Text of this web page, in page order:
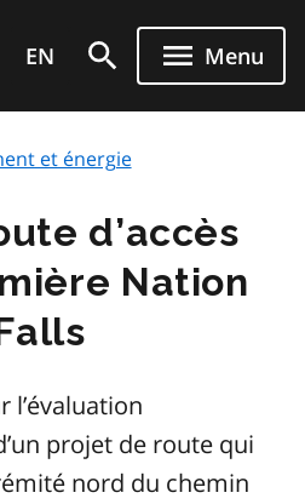
EN Menu
et énergie
d’accès
Nation
l’évaluation
projet de route qui
nord du chemin